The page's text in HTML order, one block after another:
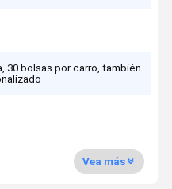
30 bolsas por carro, también
Vea más